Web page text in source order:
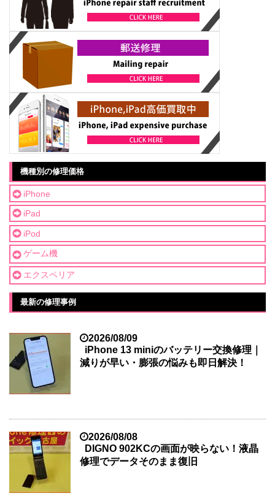
機種別の修理価格
iPhone
iPad
iPod
ゲーム機
エクスペリア
最新の修理事例
2026/08/09
iPhone 13 miniのバッテリー交換修理｜
減りが早い・膨張の悩みも即日解決！
2026/08/08
DIGNO 902KCの画面が映らない！液晶
修理でデータそのまま復旧